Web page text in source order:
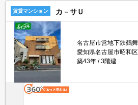
賃貸マンション カ－サＵ
名古屋市営地下鉄鶴
愛知県名古屋市昭和
築43年
3階建